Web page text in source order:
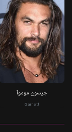
جیسون موموآ
Garrett